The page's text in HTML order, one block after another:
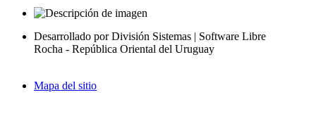
Desarrollado por División Sistemas | Software Libre
Rocha - República Oriental del Uruguay
Mapa del sitio